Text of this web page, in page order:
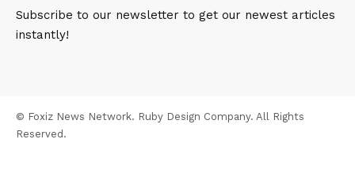
Subscribe to our newsletter to get our newest articles
instantly!
© Foxiz News Network. Ruby Design Company. All Rights
Reserved.